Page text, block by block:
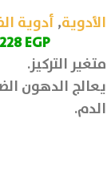
الأدوية,أدوية
228EGP
متغير التركيز.
يعالج الدهون
الدم.